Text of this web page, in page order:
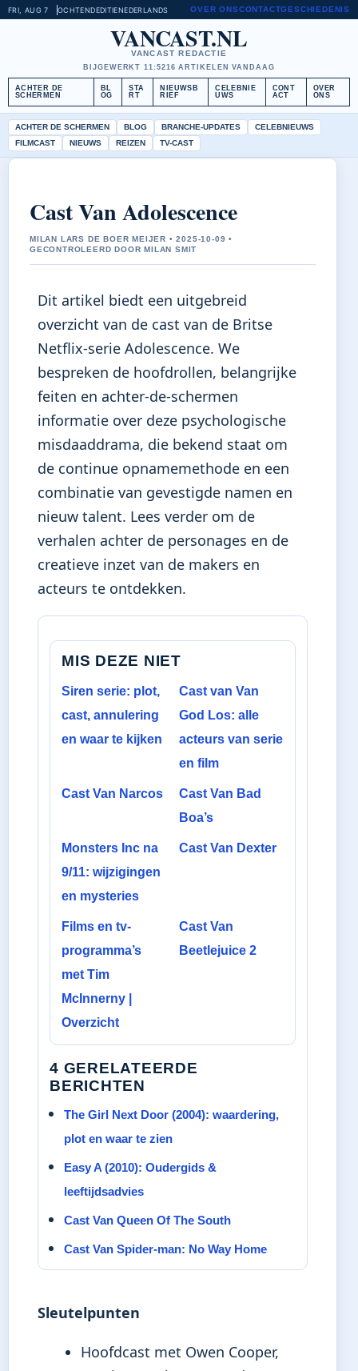
FRI, AUG 7 OCHTENDEDITIENEDERLANDS OVER ONSCONTACTGESCHIEDENIS
VANCAST.NL
VANCAST REDACTIE
BIJGEWERKT 11:5216 ARTIKELEN VANDAAG
ACHTER DE
SCHERMEN
BL
OG
STA
RT
NIEUWSB
RIEF
CELEBNIE
UWS
CONT
ACT
OVER
ONS
ACHTER DE SCHERMEN BLOG BRANCHE-UPDATES
CELEBNIEUWS
FILMCAST
NIEUWS REIZEN TV-CAST
Cast Van Adolescence
MILAN LARS DE BOER MEIJER • 2025-10-09 •
GECONTROLEERD DOOR MILAN SMIT
Dit artikel biedt een uitgebreid
overzicht van de cast van de Britse
Netflix-serie Adolescence. We
bespreken de hoofdrollen, belangrijke
feiten en achter-de-schermen
informatie over deze psychologische
misdaaddrama, die bekend staat om
de continue opnamemethode en een
combinatie van gevestigde namen en
nieuw talent. Lees verder om de
verhalen achter de personages en de
creatieve inzet van de makers en
acteurs te ontdekken.
MIS DEZE NIET
Siren serie: plot,
cast, annulering
en waar te kijken
Cast van Van
God Los: alle
acteurs van serie
en film
Cast Van Narcos
Cast Van Bad
Boa’s
Monsters Inc na
9/11: wijzigingen
en mysteries
Cast Van Dexter
Films en tv-
programma’s
met Tim
McInnerny |
Overzicht
Cast Van
Beetlejuice 2
4 GERELATEERDE
BERICHTEN
The Girl Next Door (2004): waardering,
plot en waar te zien
Easy A (2010): Oudergids &
leeftijdsadvies
Cast Van Queen Of The South
Cast Van Spider-man: No Way Home
Sleutelpunten
Hoofdcast met Owen Cooper,